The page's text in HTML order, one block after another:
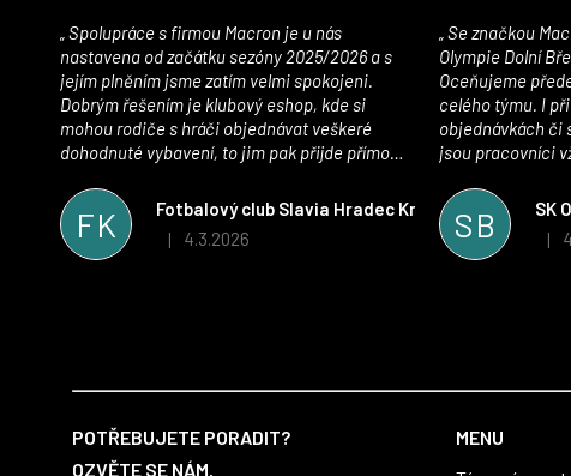
FK
Fotbalový club Slavia Hradec Králové z.s.
Hodnocení obchodu je 5 z 5 hvězdiček.
| 4.3.2026
nastavena od začátku sezóny 2025/2026 a s
jejím plněním jsme zatím velmi spokojeni.
Dobrým řešením je klubový eshop, kde si
mohou rodiče s hráči objednávat veškeré
dohodnuté vybavení, to jim pak přijde přímo
oblečením jsme spokojeni, stejně tak s
komunikací a snahou řešit všechny záležitosti
velmi rychle a ke spokojenosti obou stran.
SB
SK
|
Olympie Dolní
Oceňujeme
celého týmu. I
objednávkách či
jsou pracovníci
vynikající a plně
sportovního
POTŘEBUJETE PORADIT?
OZVĚTE SE NÁM.
MENU